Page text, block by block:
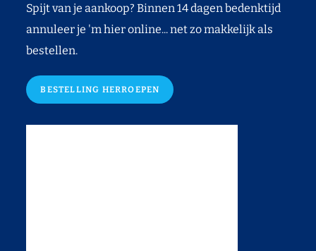
Spijt van je aankoop? Binnen 14 dagen bedenktijd
annuleer je 'm hier online... net zo makkelijk als
bestellen.
BESTELLING HERROEPEN